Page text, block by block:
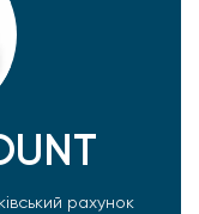
рахунок